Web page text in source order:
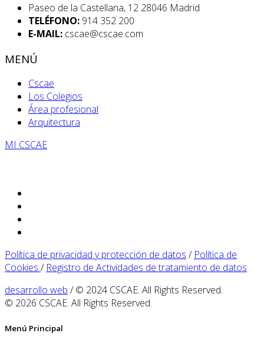
Paseo de la Castellana, 12 28046 Madrid
TELÉFONO: 914 352 200
E-MAIL: cscae@cscae.com
MENÚ
Cscae
Los Colegios
Área profesional
Arquitectura
MI CSCAE
Política de privacidad y protección de datos / Política de
Cookies / Registro de Actividades de tratamiento de datos
desarrollo web / © 2024 CSCAE. All Rights Reserved.
© 2026 CSCAE. All Rights Reserved.
Menú Principal